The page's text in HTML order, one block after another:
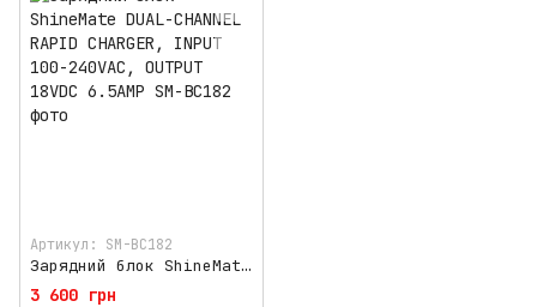
Артикул: SM-BC182
Зарядний блок ShineMate DUAL-CHANNEL RAPID CHARGER, INPUT 100-240VAC, OUTPUT 18VDC 6.5AMP
3 600 грн